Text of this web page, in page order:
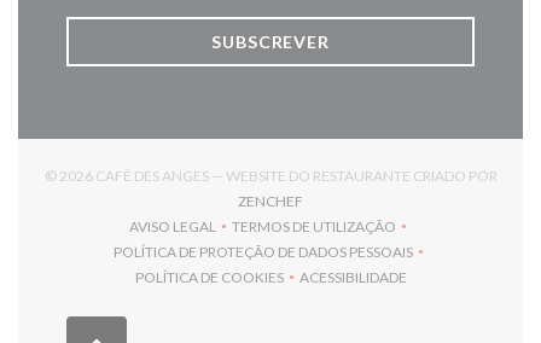
SUBSCREVER
© 2026 CAFÉ DES ANGES — WEBSITE DO RESTAURANTE CRIADO POR
ZENCHEF
AVISO LEGAL
((ABRE NUMA NOVA JANELA))
TERMOS DE UTILIZAÇÃO
((ABRE NUMA NOVA JANELA))
POLÍTICA DE PROTEÇÃO DE DADOS PESSOAIS
((ABRE NUMA NOVA JANELA))
POLÍTICA DE COOKIES
((ABRE NUMA NOVA JANELA))
ACESSIBILIDADE
((ABRE NUMA NOVA